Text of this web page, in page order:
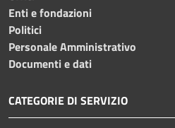
Enti e fondazioni
Politici
Personale Amministrativo
Documenti e dati
CATEGORIE DI SERVIZIO